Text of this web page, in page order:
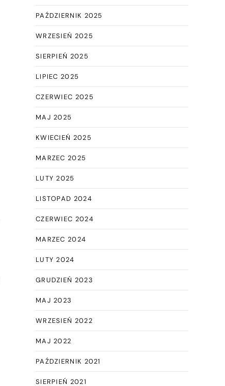
PAŹDZIERNIK 2025
WRZESIEŃ 2025
SIERPIEŃ 2025
LIPIEC 2025
CZERWIEC 2025
MAJ 2025
KWIECIEŃ 2025
MARZEC 2025
LUTY 2025
LISTOPAD 2024
CZERWIEC 2024
MARZEC 2024
LUTY 2024
GRUDZIEŃ 2023
MAJ 2023
WRZESIEŃ 2022
MAJ 2022
PAŹDZIERNIK 2021
SIERPIEŃ 2021